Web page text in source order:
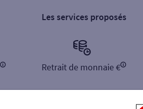
Les services proposés
Retrait de monnaie €